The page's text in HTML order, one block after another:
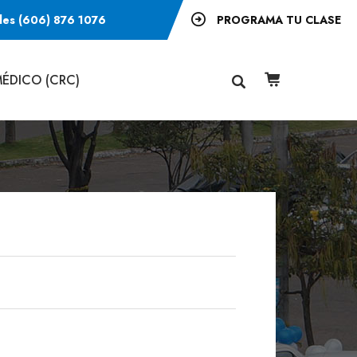
PROGRAMA TU CLASE
(606) 876 1076
(CRC)